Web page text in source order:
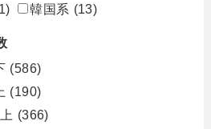
韓国系 (13)
(586)
(190)
(366)